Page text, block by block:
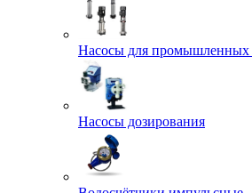
Насосы для промышленных
Насосы дозирования